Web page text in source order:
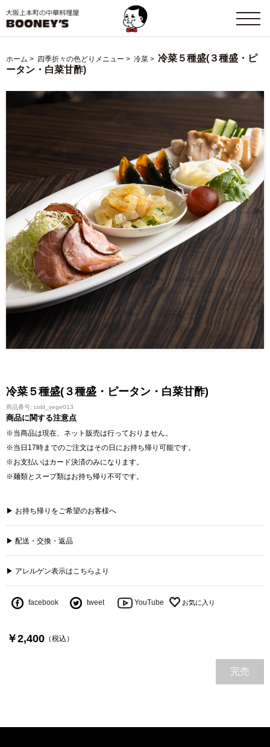
ホーム > 四季折々の色どりメニュー > 冷菜 > 冷菜５種盛(３種盛・ピ
ータン・白菜甘酢)
冷菜５種盛(３種盛・ピータン・白菜甘酢)
商品番号: cold_vege013
商品に関する注意点
※当商品は現在、ネット販売は行っておりません。
※当日17時までのご注文はその日にお持ち帰り可能です。
※お支払いはカード決済のみになります。
※麺類とスープ類はお持ち帰り不可です。
▶ お持ち帰りをご希望のお客様へ
▶ 配送・交換・返品
▶ アレルゲン表示はこちらより
facebook tweet YouTube
￥2,400 （税込）
完売